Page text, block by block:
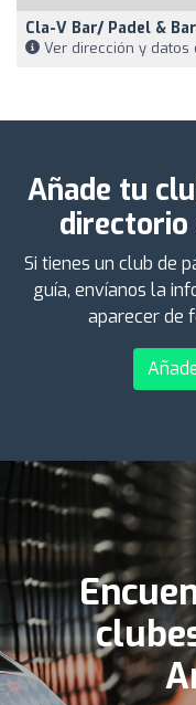
Cla-V Bar/ Padel & Bar
Ver dirección y datos
Añade tu
Si tienes un club de
guía, envíanos la
aparecer de